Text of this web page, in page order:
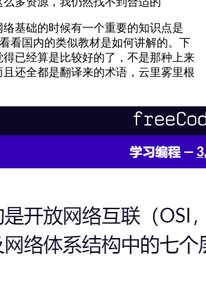
基础的时候有一个重要的知识点是
看国内的类似教材是如何讲解的。下
已经算是比较好的了，不是那种上来
还全都是翻译来的术语，云里雾里根